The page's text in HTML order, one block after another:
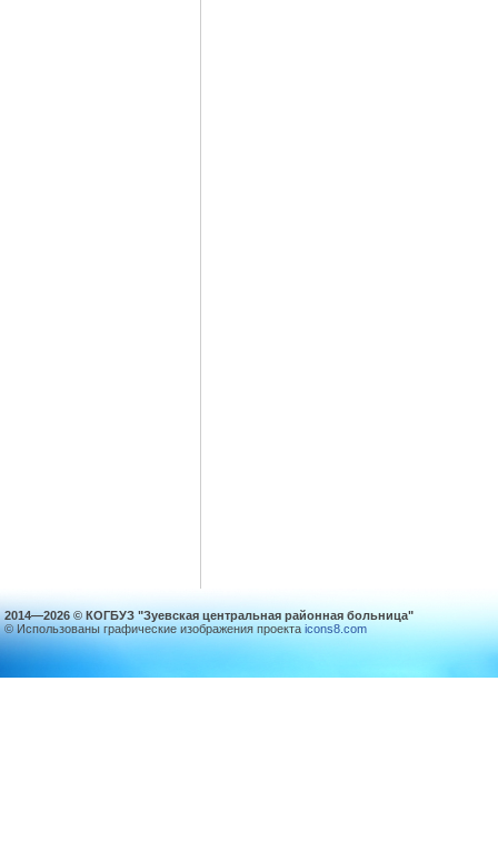
2014—2026 © КОГБУЗ "Зуевская центральная районная больница"
© Использованы графические изображения проекта icons8.com